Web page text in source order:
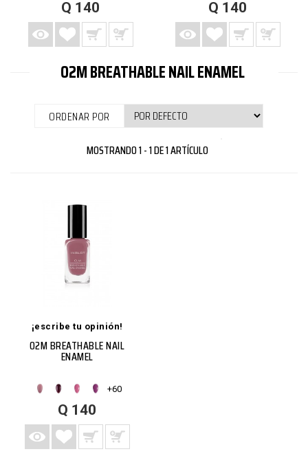
Q 140 Q 140
O2M BREATHABLE NAIL ENAMEL
ORDENAR POR
MOSTRANDO 1 - 1 DE 1 ARTÍCULO
¡escribe tu opinión!
O2M BREATHABLE NAIL
ENAMEL
+60
AGREGAR A LISTA DE DESEOS
VISTA RÁPIDA
AGREGAR A CARRITO
MÁS
Q 140